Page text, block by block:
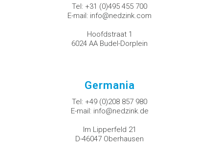
Tel: +31 (0)495 455 700
E-mail: info@nedzink.com
Hoofdstraat 1
6024 AA Budel-Dorplein
Germania
Tel: +49 (0)208 857 980
E-mail: info@nedzink.de
Im Lipperfeld 21
D-46047 Oberhausen